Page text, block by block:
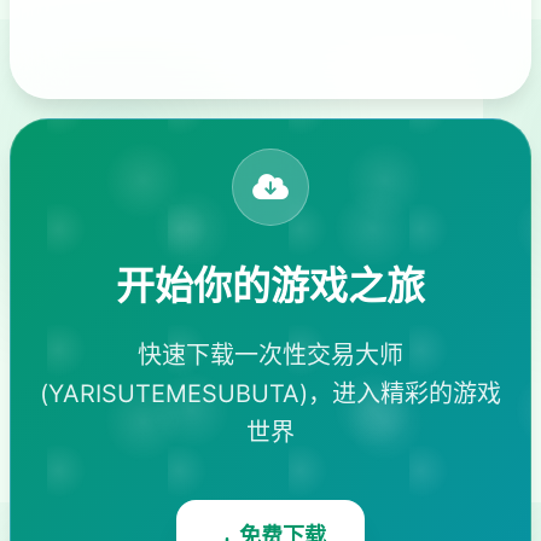
开始你的游戏之旅
快速下载一次性交易大师
(YARISUTEMESUBUTA)，进入精彩的游戏
世界
免费下载